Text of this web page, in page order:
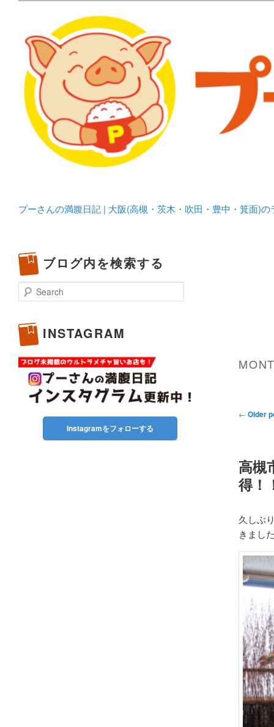
プーさんの満腹日記 |
豊中・箕面)のランチ＆
化してます。
プーさんの満腹日記 | 大阪(高槻・茨木・吹田・豊中・箕面)
Post
← Older
高槻
得！
久しぶ
きまし
ブログ内を検索する
Search
INSTAGRAM
Instagramをフォローする